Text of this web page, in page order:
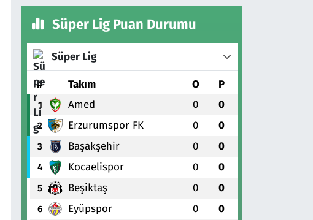
Süper Lig Puan Durumu
Süper Lig
# Takım O P
1 Amed 0 0
2 Erzurumspor FK 0 0
3 Başakşehir 0 0
4 Kocaelispor 0 0
5 Beşiktaş 0 0
6 Eyüpspor 0 0